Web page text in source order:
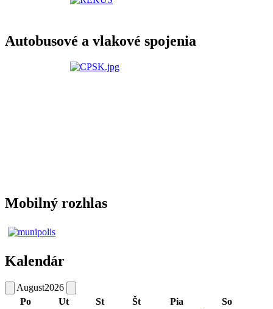
Autobusové a vlakové spojenia
Mobilný rozhlas
Kalendár
August2026
Po
Ut St Št Pia So